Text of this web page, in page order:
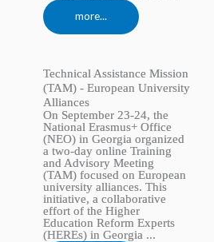
more...
Technical Assistance Mission
(TAM) - European University
Alliances
On September 23-24, the
National Erasmus+ Office
(NEO) in Georgia organized
a two-day online Training
and Advisory Meeting
(TAM) focused on European
university alliances. This
initiative, a collaborative
effort of the Higher
Education Reform Experts
(HEREs) in Georgia ...